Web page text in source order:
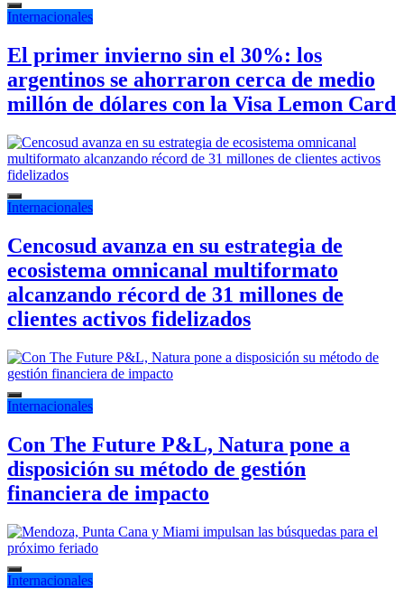
Internacionales
El primer invierno sin el 30%: los
argentinos se ahorraron cerca de medio
millón de dólares con la Visa Lemon Card
Internacionales
Cencosud avanza en su estrategia de
ecosistema omnicanal multiformato
alcanzando récord de 31 millones de
clientes activos fidelizados
Internacionales
Con The Future P&L, Natura pone a
disposición su método de gestión
financiera de impacto
Internacionales